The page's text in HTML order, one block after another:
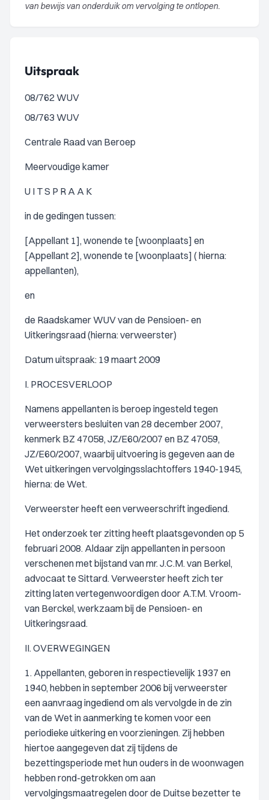
van bewijs van onderduik om vervolging te ontlopen.
Uitspraak
08/762 WUV
08/763 WUV
Centrale Raad van Beroep
Meervoudige kamer
U I T S P R A A K
in de gedingen tussen:
[Appellant 1], wonende te [woonplaats] en
[Appellant 2], wonende te [woonplaats] ( hierna:
appellanten),
en
de Raadskamer WUV van de Pensioen- en
Uitkeringsraad (hierna: verweerster)
Datum uitspraak: 19 maart 2009
I. PROCESVERLOOP
Namens appellanten is beroep ingesteld tegen
verweersters besluiten van 28 december 2007,
kenmerk BZ 47058, JZ/E60/2007 en BZ 47059,
JZ/E60/2007, waarbij uitvoering is gegeven aan de
Wet uitkeringen vervolgingsslachtoffers 1940-1945,
hierna: de Wet.
Verweerster heeft een verweerschrift ingediend.
Het onderzoek ter zitting heeft plaatsgevonden op 5
februari 2008. Aldaar zijn appellanten in persoon
verschenen met bijstand van mr. J.C.M. van Berkel,
advocaat te Sittard. Verweerster heeft zich ter
zitting laten vertegenwoordigen door A.T.M. Vroom-
van Berckel, werkzaam bij de Pensioen- en
Uitkeringsraad.
II. OVERWEGINGEN
1. Appellanten, geboren in respectievelijk 1937 en
1940, hebben in september 2006 bij verweerster
een aanvraag ingediend om als vervolgde in de zin
van de Wet in aanmerking te komen voor een
periodieke uitkering en voorzieningen. Zij hebben
hiertoe aangegeven dat zij tijdens de
bezettingsperiode met hun ouders in de woonwagen
hebben rond-getrokken om aan
vervolgingsmaatregelen door de Duitse bezetter te